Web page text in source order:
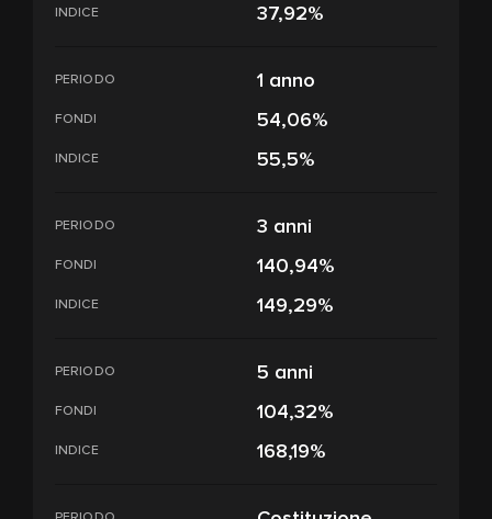
INDICE 37,92%
PERIODO 1 anno
FONDI 54,06%
INDICE 55,5%
PERIODO 3 anni
FONDI 140,94%
INDICE 149,29%
PERIODO 5 anni
FONDI 104,32%
INDICE 168,19%